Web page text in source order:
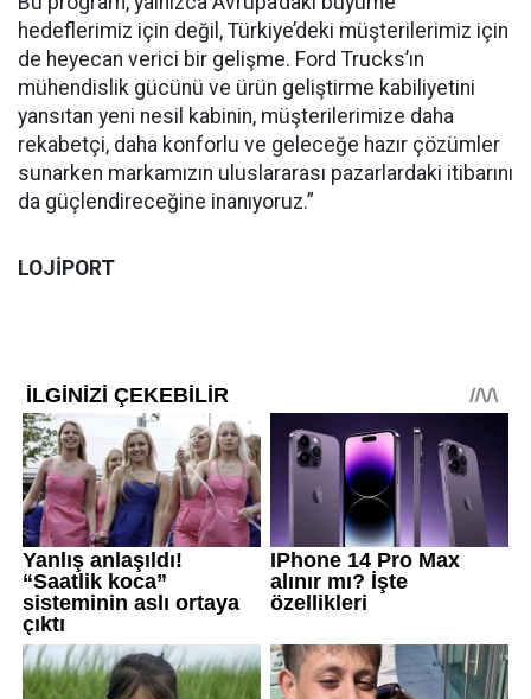
hedeflerimiz için değil, Türkiye’deki müşterilerimiz için
de heyecan verici bir gelişme. Ford Trucks’ın
mühendislik gücünü ve ürün geliştirme kabiliyetini
yansıtan yeni nesil kabinin, müşterilerimize daha
rekabetçi, daha konforlu ve geleceğe hazır çözümler
sunarken markamızın uluslararası pazarlardaki itibarını
da güçlendireceğine inanıyoruz.”
LOJİPORT